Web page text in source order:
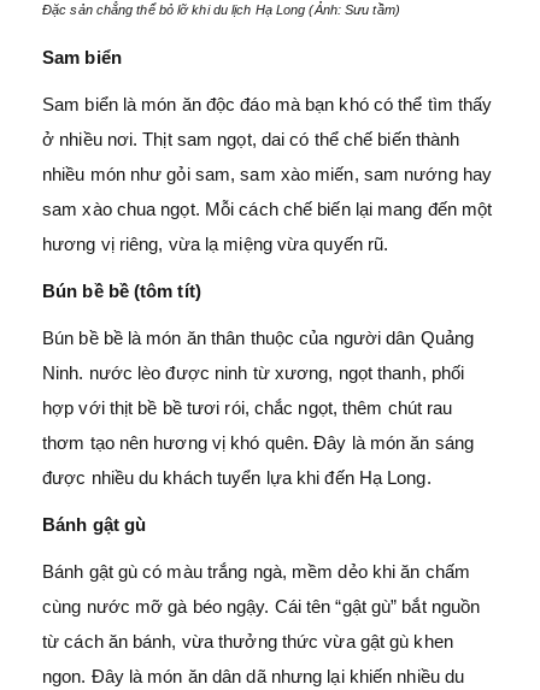
Đặc sản chẳng thể bỏ lỡ khi du lịch Hạ Long (Ảnh: Sưu tầm)
Sam biển
Sam biển là món ăn độc đáo mà bạn khó có thể tìm thấy
ở nhiều nơi. Thịt sam ngọt, dai có thể chế biến thành
nhiều món như gỏi sam, sam xào miến, sam nướng hay
sam xào chua ngọt. Mỗi cách chế biến lại mang đến một
hương vị riêng, vừa lạ miệng vừa quyến rũ.
Bún bề bề (tôm tít)
Bún bề bề là món ăn thân thuộc của người dân Quảng
Ninh. nước lèo được ninh từ xương, ngọt thanh, phối
hợp với thịt bề bề tươi rói, chắc ngọt, thêm chút rau
thơm tạo nên hương vị khó quên. Đây là món ăn sáng
được nhiều du khách tuyển lựa khi đến Hạ Long.
Bánh gật gù
Bánh gật gù có màu trắng ngà, mềm dẻo khi ăn chấm
cùng nước mỡ gà béo ngậy. Cái tên “gật gù” bắt nguồn
từ cách ăn bánh, vừa thưởng thức vừa gật gù khen
ngon. Đây là món ăn dân dã nhưng lại khiến nhiều du